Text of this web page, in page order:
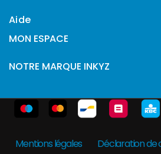
Aide
MON ESPACE
NOTRE MARQUE INKYZ
Mentions légales Déclaration de